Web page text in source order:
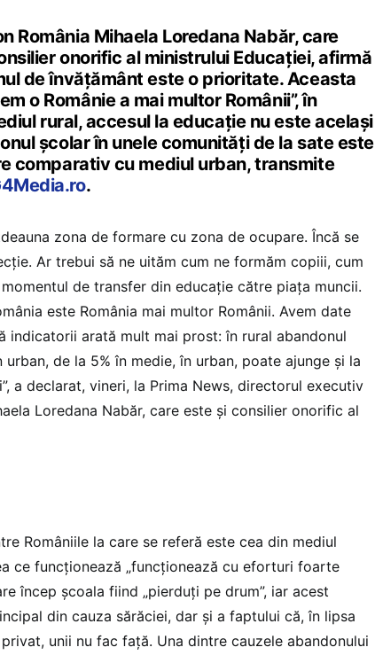
România Mihaela Loredana Nabăr, care
onorific al ministrului Educaţiei, afirmă
de învăţământ este o prioritate. Aceasta
o Românie a mai multor Românii”, în
rural, accesul la educaţie nu este acelaşi
şcolar în unele comunităţi de la sate este
comparativ cu mediul urban, transmite
.
zona de formare cu zona de ocupare. Încă se
Ar trebui să ne uităm cum ne formăm copiii, cum
de transfer din educaţie către piaţa muncii.
este România mai multor Românii. Avem date
indicatorii arată mult mai prost: în rural abandonul
de la 5% în medie, în urban, poate ajunge şi la
a declarat, vineri, la Prima News, directorul executiv
Loredana Nabăr, care este şi consilier onorific al
Româniile la care se referă este cea din mediul
ce funcţionează „funcţionează cu eforturi foarte
încep şcoala fiind „pierduţi pe drum”, iar acest
din cauza sărăciei, dar şi a faptului că, în lipsa
unii nu fac faţă. Una dintre cauzele abandonului